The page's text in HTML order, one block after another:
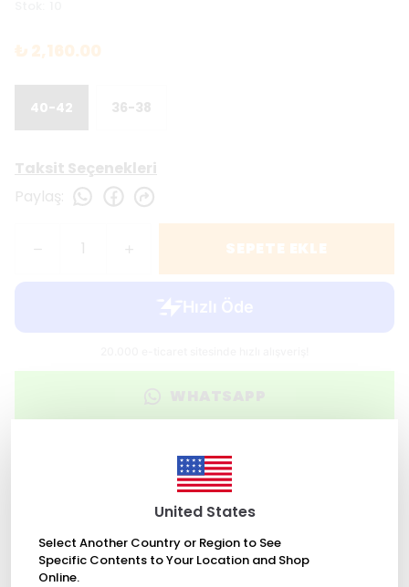
United States
Select Another Country or Region to See
Specific Contents to Your Location and Shop
Online.
₺ 2,160.00
40-42 36-38
Taksit Seçenekleri
Paylaş
SEPETE EKLE
WHATSAPP
2000 TL üzeri ücretsiz kargo
Değişim Garantisi